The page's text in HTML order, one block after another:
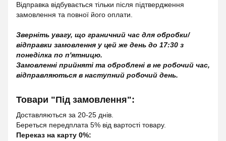
Відправка відбувається тільки після підтвердження
замовлення та повної його оплати.
Зверніть увагу, що граничний час для обробки/
відправки замовлення у цей же день до 17:30 з
понеділка по п'ятницю.
Замовленні прийняті та оброблені в не робочий час,
відправляються в наступний робочий день.
Товари "Під замовлення":
Доставляються за 20-25 днів.
Береться передплата 5% від вартості товару.
Переказ на карту 0%: